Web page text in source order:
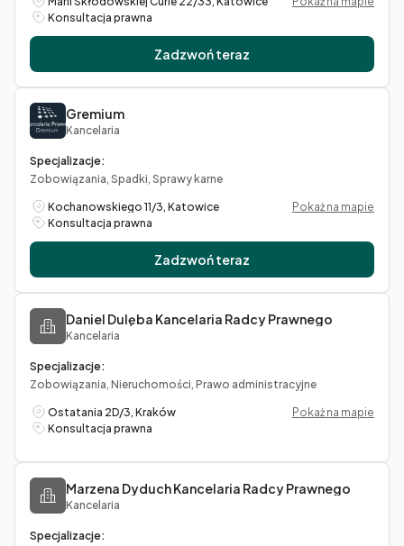
Konsultacja prawna
Zadzwoń teraz
Gremium
Kancelaria
Specjalizacje:
Zobowiązania, Spadki, Sprawy karne
Kochanowskiego 11/3, Katowice
Pokaż na mapie
Konsultacja prawna
Zadzwoń teraz
Daniel Dulęba Kancelaria Radcy Prawnego
Kancelaria
Specjalizacje:
Zobowiązania, Nieruchomości, Prawo administracyjne
Ostatania 2D/3, Kraków
Pokaż na mapie
Konsultacja prawna
Marzena Dyduch Kancelaria Radcy Prawnego
Kancelaria
Specjalizacje: